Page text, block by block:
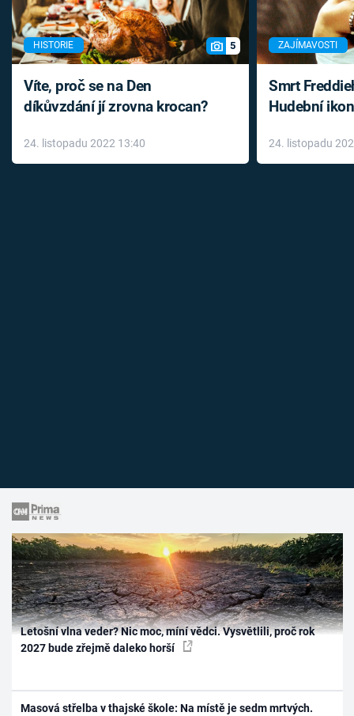
HISTORIE 5
Víte, proč se na Den
díkůvzdání jí zrovna krocan?
24. listopadu 2022 13:40
ZAJÍMAVOSTI
Smrt
Hudební
léky
24. listopadu
Letošní vlna veder? Nic moc, míní vědci. Vysvětlili, proč rok
2027 bude zřejmě daleko horší
Masová střelba v thajské škole: Na místě je sedm mrtvých.